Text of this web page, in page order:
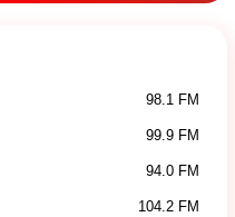
98.1 FM
99.9 FM
94.0 FM
104.2 FM